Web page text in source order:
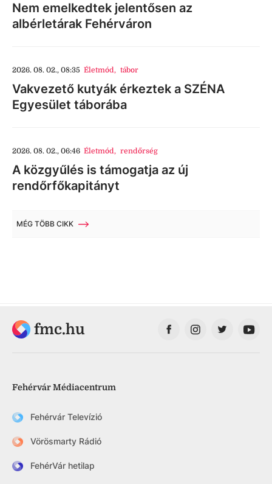
Nem emelkedtek jelentősen az
albérletárak Fehérváron
2026. 08. 02., 08:35 Életmód, tábor
Vakvezető kutyák érkeztek a SZÉNA
Egyesület táborába
2026. 08. 02., 06:46 Életmód, rendőrség
A közgyűlés is támogatja az új
rendőrfőkapitányt
MÉG TÖBB CIKK
fmc.hu
Fehérvár Médiacentrum
Fehérvár Televízió
Vörösmarty Rádió
FehérVár hetilap